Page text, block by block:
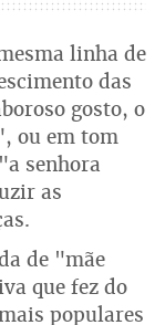
linha de
das
gosto, o
ou em tom
senhora
as
de "mãe
que fez do
populares